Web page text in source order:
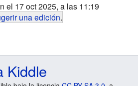
el 17 oct 2025, a las 11:19
una edición.
Kiddle